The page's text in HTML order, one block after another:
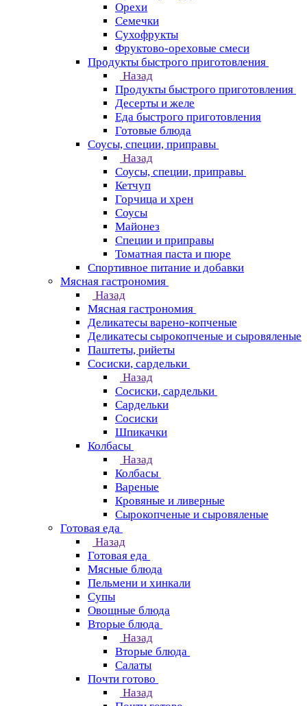
Орехи
Семечки
Сухофрукты
Фруктово-ореховые смеси
Продукты быстрого приготовления
Назад
Продукты быстрого приготовления
Десерты и желе
Еда быстрого приготовления
Готовые блюда
Соусы, специи, приправы
Назад
Соусы, специи, приправы
Кетчуп
Горчица и хрен
Соусы
Майонез
Специи и приправы
Томатная паста и пюре
Спортивное питание и добавки
Мясная гастрономия
Назад
Мясная гастрономия
Деликатесы варено-копченые
Деликатесы сырокопченые и сыровяленые
Паштеты, рийеты
Сосиски, сардельки
Назад
Сосиски, сардельки
Сардельки
Сосиски
Шпикачки
Колбасы
Назад
Колбасы
Вареные
Кровяные и ливерные
Сырокопченые и сыровяленые
Готовая еда
Назад
Готовая еда
Мясные блюда
Пельмени и хинкали
Супы
Овощные блюда
Вторые блюда
Назад
Вторые блюда
Салаты
Почти готово
Назад